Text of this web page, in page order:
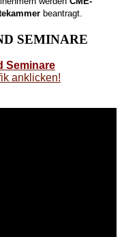
beantragt.
SEMINARE
Seminare
anklicken!